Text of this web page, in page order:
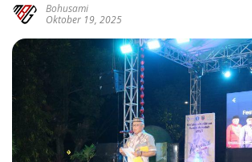
Bohusami
Oktober 19, 2025